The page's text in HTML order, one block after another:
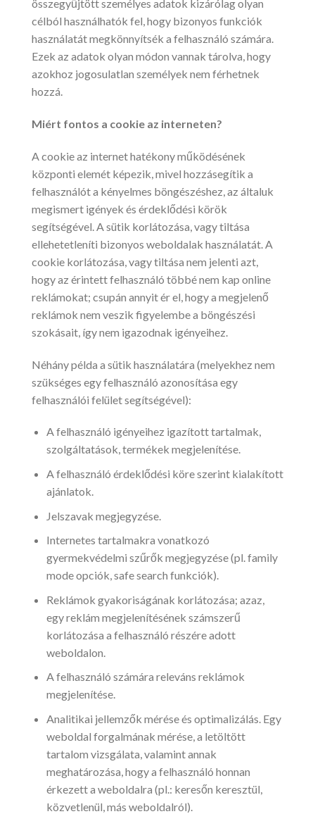
összegyűjtött személyes adatok kizárólag olyan
célból használhatók fel, hogy bizonyos funkciók
használatát megkönnyítsék a felhasználó számára.
Ezek az adatok olyan módon vannak tárolva, hogy
azokhoz jogosulatlan személyek nem férhetnek
hozzá.
Miért fontos a cookie az interneten?
A cookie az internet hatékony működésének
központi elemét képezik, mivel hozzásegítik a
felhasználót a kényelmes böngészéshez, az általuk
megismert igények és érdeklődési körök
segítségével. A sütik korlátozása, vagy tiltása
ellehetetleníti bizonyos weboldalak használatát. A
cookie korlátozása, vagy tiltása nem jelenti azt,
hogy az érintett felhasználó többé nem kap online
reklámokat; csupán annyit ér el, hogy a megjelenő
reklámok nem veszik figyelembe a böngészési
szokásait, így nem igazodnak igényeihez.
Néhány példa a sütik használatára (melyekhez nem
szükséges egy felhasználó azonosítása egy
felhasználói felület segítségével):
A felhasználó igényeihez igazított tartalmak,
szolgáltatások, termékek megjelenítése.
A felhasználó érdeklődési köre szerint kialakított
ajánlatok.
Jelszavak megjegyzése.
Internetes tartalmakra vonatkozó
gyermekvédelmi szűrők megjegyzése (pl. family
mode opciók, safe search funkciók).
Reklámok gyakoriságának korlátozása; azaz,
egy reklám megjelenítésének számszerű
korlátozása a felhasználó részére adott
weboldalon.
A felhasználó számára releváns reklámok
megjelenítése.
Analitikai jellemzők mérése és optimalizálás. Egy
weboldal forgalmának mérése, a letöltött
tartalom vizsgálata, valamint annak
meghatározása, hogy a felhasználó honnan
érkezett a weboldalra (pl.: keresőn keresztül,
közvetlenül, más weboldalról).